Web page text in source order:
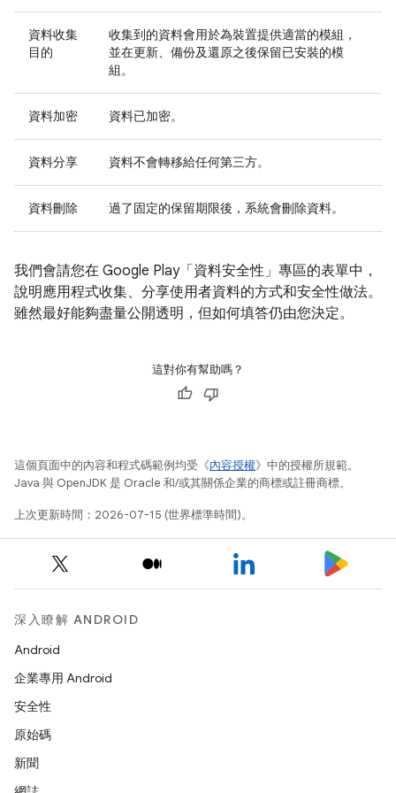
資料收集
目的
收集到的資料會用於為裝置提供適當的模組，
並在更新、備份及還原之後保留已安裝的模
組。
資料加密 資料已加密。
資料分享 資料不會轉移給任何第三方。
資料刪除 過了固定的保留期限後，系統會刪除資料。
我們會請您在 Google Play「資料安全性」專區的表單中，
說明應用程式收集、分享使用者資料的方式和安全性做法。
雖然最好能夠盡量公開透明，但如何填答仍由您決定。
這對你有幫助嗎？
這個頁面中的內容和程式碼範例均受《內容授權》中的授權所規範。
Java 與 OpenJDK 是 Oracle 和/或其關係企業的商標或註冊商標。
上次更新時間：2026-07-15 (世界標準時間)。
深入瞭解 ANDROID
Android
企業專用 Android
安全性
原始碼
新聞